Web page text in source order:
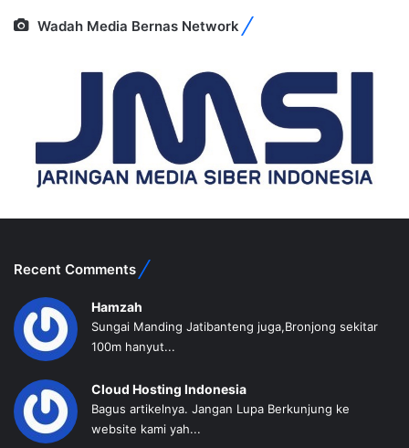
Wadah Media Bernas Network
Recent Comments
Hamzah
Sungai Manding Jatibanteng juga,Bronjong sekitar
100m hanyut...
Cloud Hosting Indonesia
Bagus artikelnya. Jangan Lupa Berkunjung ke
website kami yah...